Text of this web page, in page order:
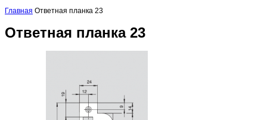
Главная Ответная планка 23
Ответная планка 23